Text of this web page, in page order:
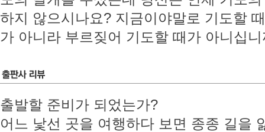
하지 않으시나요? 지금이야말로 기도할
가 아니라 부르짖어 기도할 때가 아니십니
출발할 준비가 되었는가?
어느 낯선 곳을 여행하다 보면 종종 길을